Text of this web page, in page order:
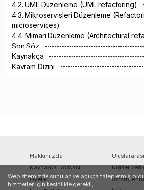
4.2. UML Düzenleme (UML refactoring)
4.3. Mikroservisleri Düzenleme
microservices)
4.4. Mimari Düzenleme (Architectural
Son Söz
Kaynakça
Kavram Dizini
Hakkımızda
Kaynakça Dosyası
Kişisel
Üyelik
Siparişlerim
Web sitemizde sunulan ve açıkça talep etmiş
hizmetler için kesinlikle gerekli,